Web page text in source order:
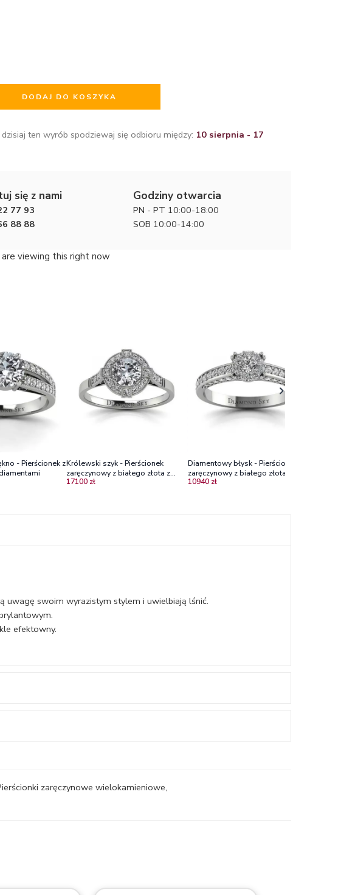
DODAJ DO KOSZYKA
ten wyrób spodziewaj się odbioru między: 10 sierpnia - 17
się z nami
77 93
88 88
Godziny otwarcia
PN - PT 10:00-18:00
SOB 10:00-14:00
are viewing this right now
- Pierścionek z
złota z diamentami
Królewski szyk - Pierścionek
zaręczynowy z białego złota z
brylantami
17100 zł
Diamentowy błysk - Pierścionek
zaręczynowy z białego złota z
diamentami VS1/E
10940 zł
uwagę swoim wyrazistym stylem i uwielbiają lśnić.
efektowny.
zaręczynowe wielokamieniowe,